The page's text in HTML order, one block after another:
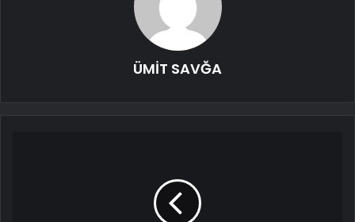
ÜMİT SAVĞA